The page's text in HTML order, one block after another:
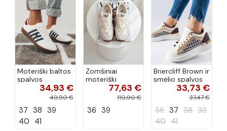
Moteriški baltos
spalvos
sportbačiai su
juostelėmis
34,93 €
49,90 €
37 38 39
40 41
Zomšiniai
moteriški
sportbačiai
Vinceza 86427
77,63 €
110,90 €
36 39
Briercliff Brown ir
smėlio spalvos
blizgantys
sportbačiai
33,73 €
37,47 €
36 37 38 39
40 41